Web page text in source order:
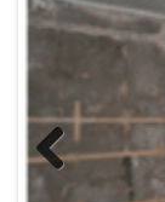
Previous